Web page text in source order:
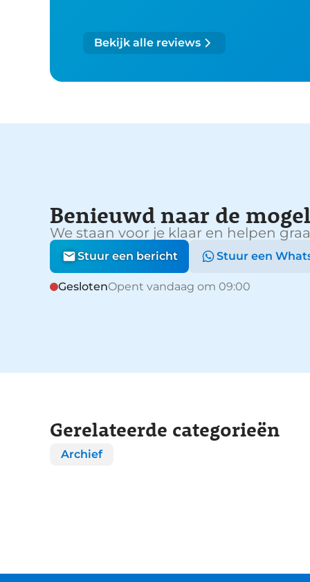
Bekijk alle reviews
Benieuwd naar de
We staan voor je klaar en helpen
Stuur een bericht Stuur een
GeslotenOpent vandaag om 09:00
Gerelateerde categorieën
Archief